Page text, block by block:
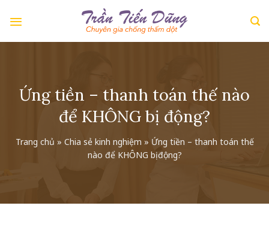
Ứng tiền – thanh toán thế nào
để KHÔNG bị động?
Trang chủ » Chia sẻ kinh nghiệm » Ứng tiền – thanh toán thế
nào để KHÔNG bị động?